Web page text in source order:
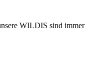
WILDIS sind immer